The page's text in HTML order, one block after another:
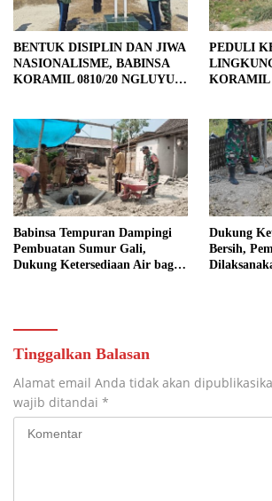
BENTUK DISIPLIN DAN JIWA
NASIONALISME, BABINSA
KORAMIL 0810/20 NGLUYU
PEDULI
KORAMIL
BAKTI
Babinsa Tempuran Dampingi
Pembuatan Sumur Gali,
Dukung Ketersediaan Air bagi
Dukung
Bersih,
Tinggalkan Balasan
Alamat email Anda tidak akan
wajib ditandai *